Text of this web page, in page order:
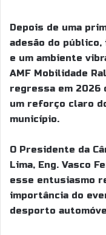
Depois de uma
adesão do
e um ambiente
AMF Mobilidade
regressa em 2026
um reforço claro
município.
O Presidente da
Lima, Eng. Vasco
esse entusiasmo
importância do
desporto